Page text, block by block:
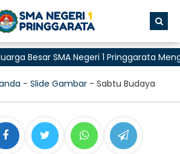
Besar SMA Negeri 1 Pringgarata
- Slide Gambar - Sabtu Budaya